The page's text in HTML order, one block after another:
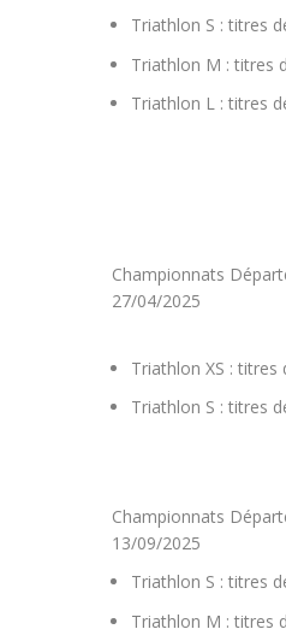
Triathlon S : titres
Triathlon M : titres
Triathlon L : titres
Championnats
27/04/2025
Triathlon XS :
Triathlon S : titres
Championnats
13/09/2025
Triathlon S : titres
Triathlon M : titres